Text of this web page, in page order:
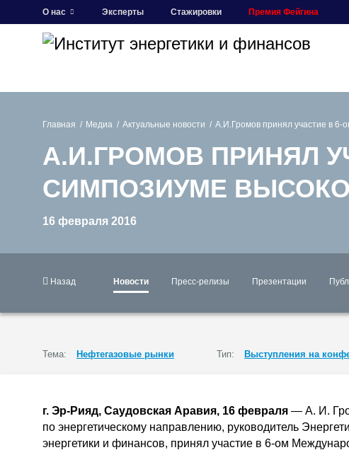
О нас Эксперты Стажировки Премия Фейгина
Главная Медиа Актуальные новости А.И.Громов принял участие в
А.И.ГРОМОВ ПРИНЯЛ
СИМПОЗИУМЕ
16 февраля 2016
Назад Новости Пресс-релизы Презентации
Тема: Нефтегазовые рынки Тип: Выступления на
г. Эр-Рияд, Саудовская Аравия, 16 февраля — А. И.
по энергетическому направлению, руководитель
энергетики и финансов, принял участие в 6-ом